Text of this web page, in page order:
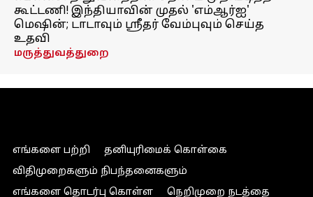
கூட்டணி! இந்தியாவின் முதல் 'எம்ஆர்ஐ'
மெஷின்; டாடாவும் ஸ்ரீதர் வேம்புவும் செய்த
உதவி
மருத்துவத்துறை
எங்களை பற்றி
தனியுரிமைக் கொள்கை
விதிமுறைகளும் நிபந்தனைகளும்
எங்களை தொடர்பு கொள்ள
நெறிமுறை நடத்தை